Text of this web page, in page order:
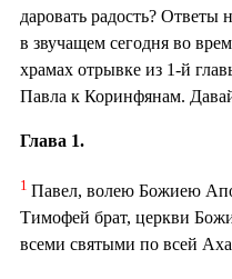
даровать радость?
в звучащем сегодня во
храмах отрывке из 1-й
Павла к Коринфянам.
Глава 1.
1 Павел, волею Божиею
Тимофей брат, церкви
всеми святыми по всей